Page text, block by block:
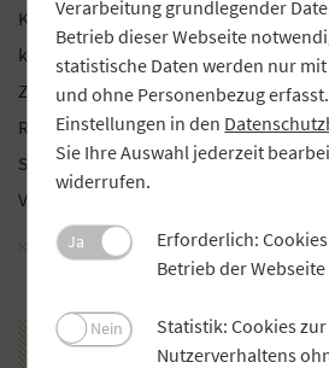
Know-how als praktizierender
krönenden Abschluss seiner Amtszeit
Zusammenschluss der Raiffeisenbank
Raiffeisenbank Adelzhausen-
Silbernadel überreichte Regina
Vorstandsbeauftragte
Verarbeitung grundlegender
Betrieb dieser Webseite
statistische Daten werden nur
und ohne Personenbezug
Einstellungen in den
Sie Ihre Auswahl jederzeit
widerrufen.
Ja
Erforderlich:
Betrieb der
Nein
Statistik: Cookies
Nutzerverhaltens